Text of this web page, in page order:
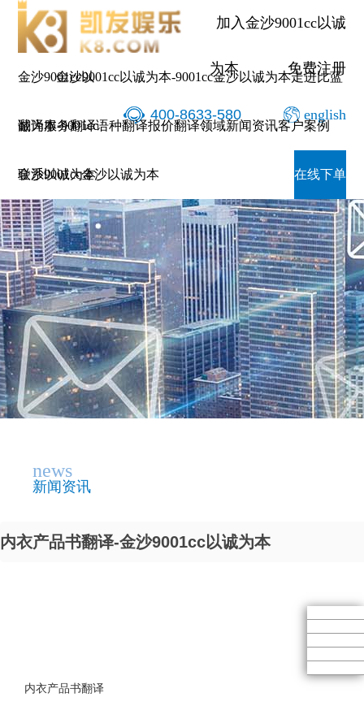
加入金沙9001cc以诚
为本 免费注册
400-8633-580 english
金沙9001cc以
诚为本-9001cc
金沙以诚为本
金沙9001cc以诚为本-9001cc金沙以诚为本走进比蓝
翻译服务翻译语种翻译报价翻译领域新闻资讯客户案例
联系9001cc金沙以诚为本 在线下单
news
新闻资讯
内衣产品书翻译-金沙9001cc以诚为本
内衣产品书翻译